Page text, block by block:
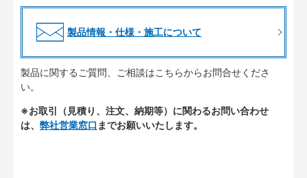
製品情報・仕様・施工について
製品に関するご質問、ご相談はこちらからお問合せくださ
い。
※お取引（見積り、注文、納期等）に関わるお問い合わせ
は、 弊社営業窓口 までお願いいたします。